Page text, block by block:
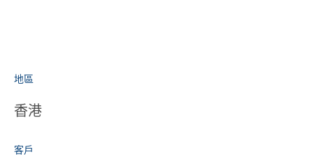
地區
香港
客戶